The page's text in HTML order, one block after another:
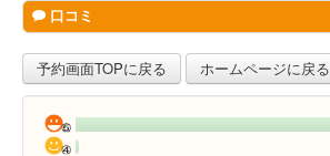
口コミ
予約画面TOPに戻る ホームページに戻る